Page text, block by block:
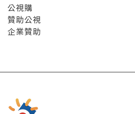
公視購
贊助公視
企業贊助